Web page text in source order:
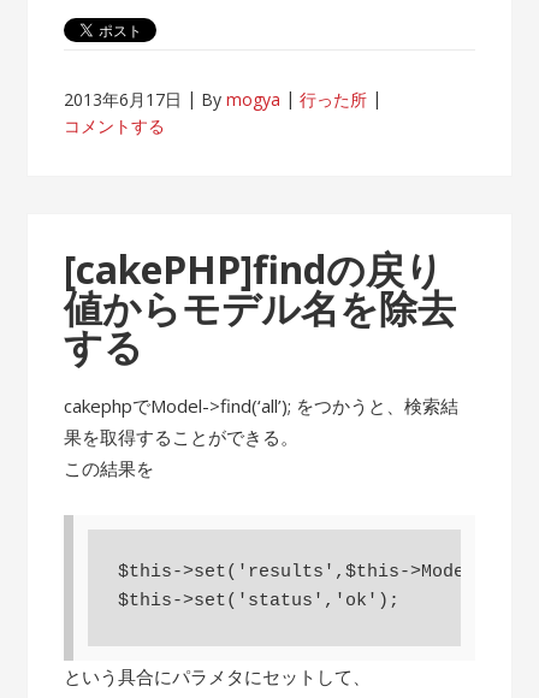
2013年6月17日 Bymogya
行った所
コメントする
[cakePHP]findの戻り
値からモデル名を除去
する
cakephpでModel->find(‘all’); をつかうと、検索結
果を取得することができる。
この結果を
$this->set('results',$this->Model-
という具合にパラメタにセットして、